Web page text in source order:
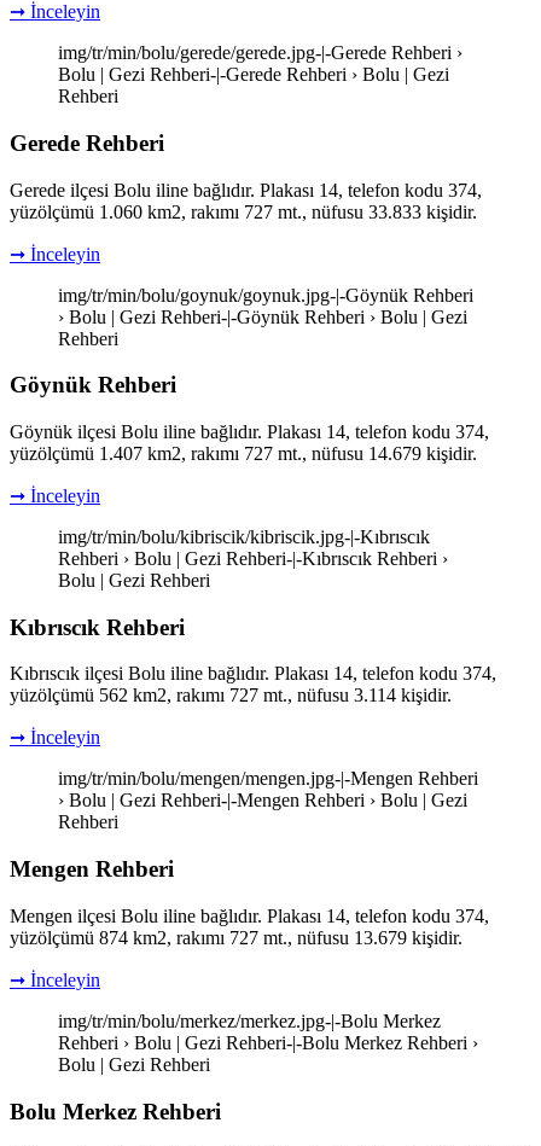
➞ İnceleyin
img/tr/min/bolu/gerede/gerede.jpg-|-Gerede Rehberi ›
Bolu | Gezi Rehberi-|-Gerede Rehberi › Bolu | Gezi
Rehberi
Gerede Rehberi
Gerede ilçesi Bolu iline bağlıdır. Plakası 14, telefon kodu 374,
yüzölçümü 1.060 km2, rakımı 727 mt., nüfusu 33.833 kişidir.
➞ İnceleyin
img/tr/min/bolu/goynuk/goynuk.jpg-|-Göynük Rehberi
› Bolu | Gezi Rehberi-|-Göynük Rehberi › Bolu | Gezi
Rehberi
Göynük Rehberi
Göynük ilçesi Bolu iline bağlıdır. Plakası 14, telefon kodu 374,
yüzölçümü 1.407 km2, rakımı 727 mt., nüfusu 14.679 kişidir.
➞ İnceleyin
img/tr/min/bolu/kibriscik/kibriscik.jpg-|-Kıbrıscık
Rehberi › Bolu | Gezi Rehberi-|-Kıbrıscık Rehberi ›
Bolu | Gezi Rehberi
Kıbrıscık Rehberi
Kıbrıscık ilçesi Bolu iline bağlıdır. Plakası 14, telefon kodu 374,
yüzölçümü 562 km2, rakımı 727 mt., nüfusu 3.114 kişidir.
➞ İnceleyin
img/tr/min/bolu/mengen/mengen.jpg-|-Mengen Rehberi
› Bolu | Gezi Rehberi-|-Mengen Rehberi › Bolu | Gezi
Rehberi
Mengen Rehberi
Mengen ilçesi Bolu iline bağlıdır. Plakası 14, telefon kodu 374,
yüzölçümü 874 km2, rakımı 727 mt., nüfusu 13.679 kişidir.
➞ İnceleyin
img/tr/min/bolu/merkez/merkez.jpg-|-Bolu Merkez
Rehberi › Bolu | Gezi Rehberi-|-Bolu Merkez Rehberi ›
Bolu | Gezi Rehberi
Bolu Merkez Rehberi